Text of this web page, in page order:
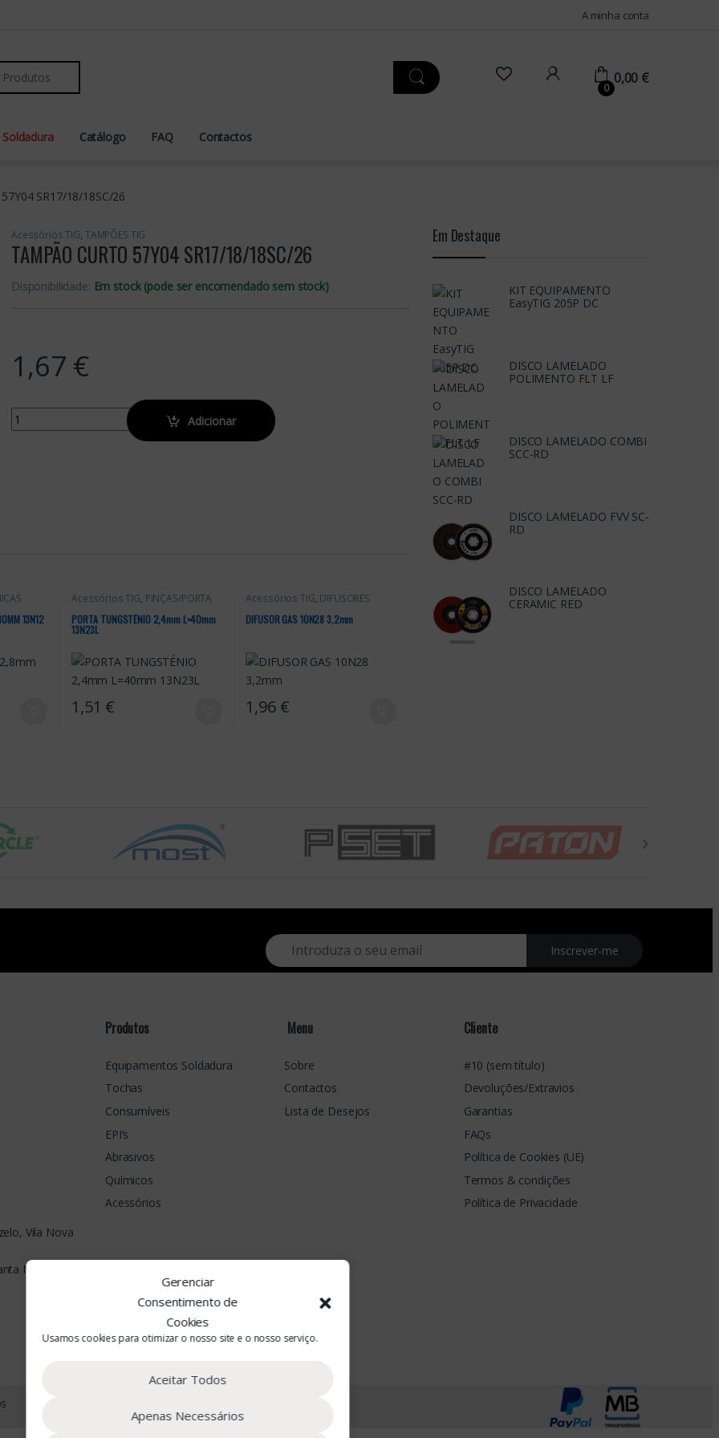
Gerenciar
Consentimento de
Cookies
Usamos cookies para otimizar o nosso site e o nosso serviço.
Aceitar Todos
Apenas Necessários
A minha conta
0
0,00 €
Soldadura Catálogo FAQ Contactos
SR17/18/18SC/26
Acessórios TIG, TAMPÕES TIG
TAMPÃO CURTO 57Y04 SR17/18/18SC/26
Disponibilidade: Em stock (pode ser encomendado sem stock)
1,67 €
Quantity Adicionar
13N12
Acessórios TIG, PINÇAS/PORTA
TUNGSTÉNIOS
PORTA TUNGSTÉNIO 2,4mm L=40mm
13N23L
1,51 €
Acessórios TIG, DIFUSORES
STANDARD E GAS LENS
DIFUSOR GAS 10N28 3,2mm
1,96 €
Em Destaque
KIT EQUIPAMENTO
EasyTIG 205P DC
DISCO LAMELADO
POLIMENTO FLT LF
DISCO LAMELADO COMBI
SCC-RD
DISCO LAMELADO FVV SC-
RD
DISCO LAMELADO
CERAMIC RED
E
m
a
Inscrever-me
Vila Nova
Maria da
Produtos
Equipamentos Soldadura
Tochas
Consumíveis
EPI’s
Abrasivos
Químicos
Acessórios
Menu
Sobre
Contactos
Lista de Desejos
Cliente
#10 (sem título)
Devoluções/Extravios
Garantias
FAQs
Política de Cookies (UE)
Termos & condições
Política de Privacidade